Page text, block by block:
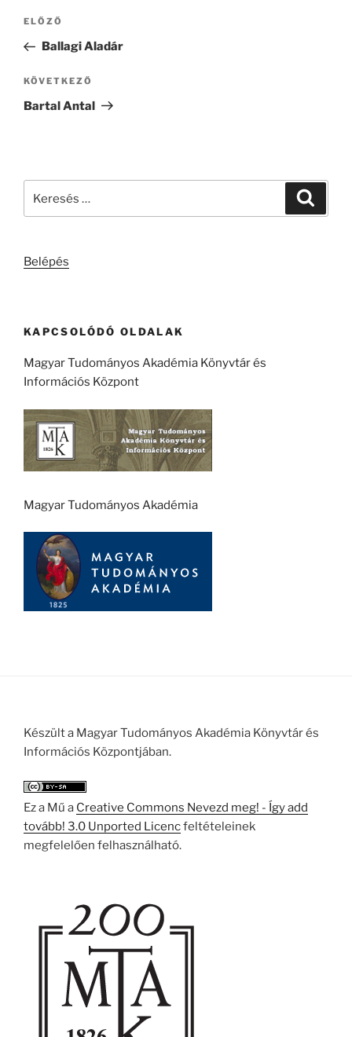
Bejegyzés
Korábbi
bejegyzés
ELŐZŐ
Ballagi Aladár
Következő
bejegyzés
KÖVETKEZŐ
Bartal Antal
Belépés
KAPCSOLÓDÓ OLDALAK
Magyar Tudományos Akadémia Könyvtár és
Információs Központ
Magyar Tudományos Akadémia
Készült a Magyar Tudományos Akadémia Könyvtár és
Információs Központjában.
Ez a Mű a Creative Commons Nevezd meg! - Így add
tovább! 3.0 Unported Licencfeltételeinek
megfelelően felhasználható.